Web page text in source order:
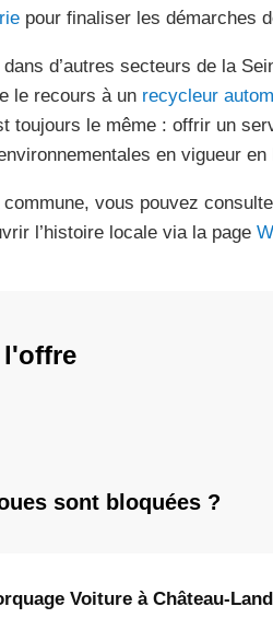
pour finaliser les démarches
d’autres secteurs de la
le recours à un recycleur
toujours le même : offrir un
en vigueur en
vous pouvez
l’histoire locale via la page
l'offre
sont bloquées ?
Voiture à Château-